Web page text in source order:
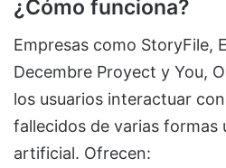
¿Cómo funciona?
Empresas como StoryFile,
Decembre Proyect y You,
los usuarios interactuar
fallecidos de varias formas
artificial. Ofrecen: